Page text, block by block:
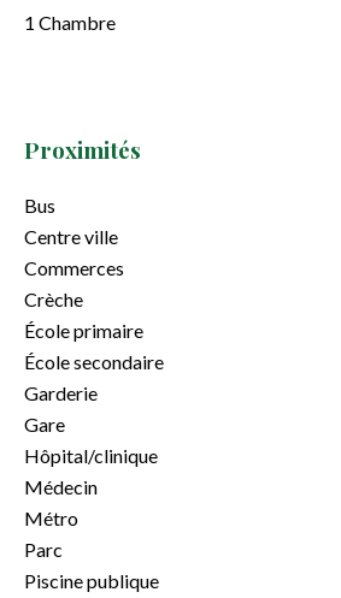
1 Chambre
Proximités
Bus
Centre ville
Commerces
Crèche
École primaire
École secondaire
Garderie
Gare
Hôpital/clinique
Médecin
Métro
Parc
Piscine publique